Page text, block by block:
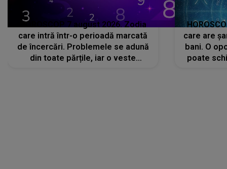
HOROSCOP 7 august 2026. Zodia
care intră într-o perioadă marcată
de încercări. Problemele se adună
din toate părțile, iar o veste
care are
bani. O
poate